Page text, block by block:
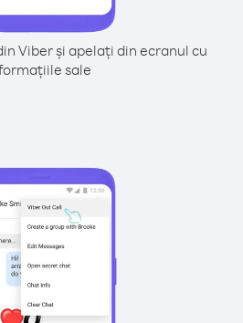
Viber și apelați din ecranul cu
sale